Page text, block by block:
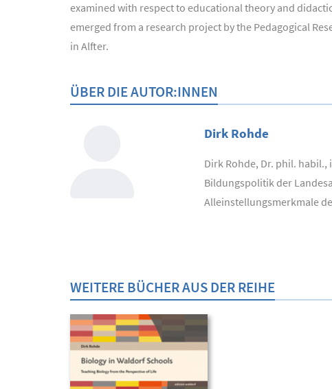
examined with respect to educational theory and
emerged from a research project by the Pedagogical
in Alfter.
ÜBER DIE AUTOR:INNEN
Dirk Rohde
Dirk Rohde, Dr. phil.
Bildungspolitik der
Alleinstellungsmerkmale
WEITERE BÜCHER AUS DER REIHE